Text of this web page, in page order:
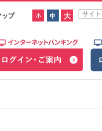
プ 小 中 大